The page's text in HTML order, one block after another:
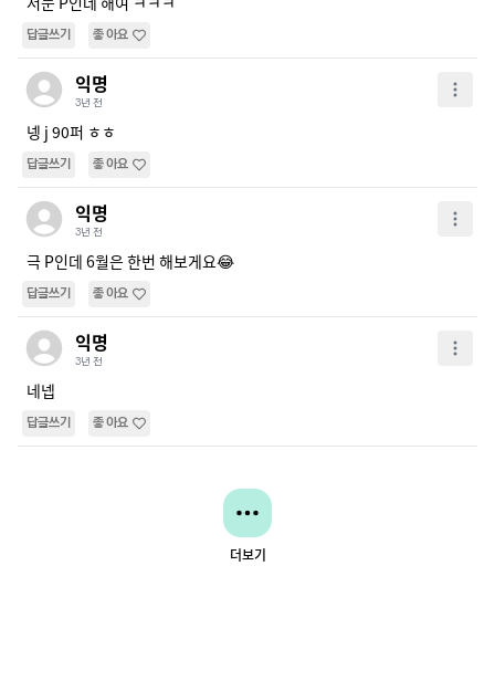
답글쓰기 좋아요
익명
3년 전
넹 j 90퍼 ㅎㅎ
답글쓰기 좋아요
익명
3년 전
극 P인데 6월은 한번 해보게요😂
답글쓰기 좋아요
익명
3년 전
네넵
답글쓰기 좋아요
더보기